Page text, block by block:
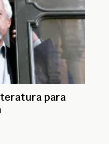
para